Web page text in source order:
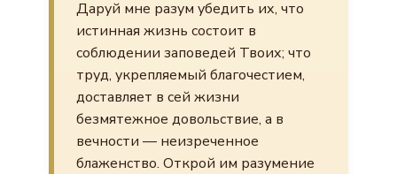
Даруй мне разум убедить их, что
истинная жизнь состоит в
соблюдении заповедей Твоих; что
труд, укрепляемый благочестием,
доставляет в сей жизни
безмятежное довольствие, а в
вечности — неизреченное
блаженство. Открой им разумение